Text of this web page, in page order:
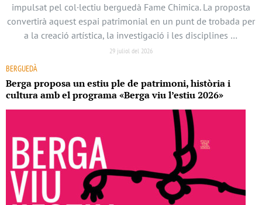
impulsat pel col·lectiu berguedà Fame Chimica. La proposta
convertirà aquest espai patrimonial en un punt de trobada per
a la creació artística, la investigació i les disciplines …
29 juliol del 2026
BERGUEDÀ
Berga proposa un estiu ple de patrimoni, història i
cultura amb el programa «Berga viu l’estiu 2026»